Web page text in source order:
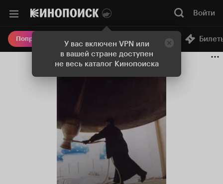
У вас включен VPN или
в вашей стране доступен
не весь каталог Кинопоиска
Войти
Попробовать Плюс Онлайн-кинотеатр